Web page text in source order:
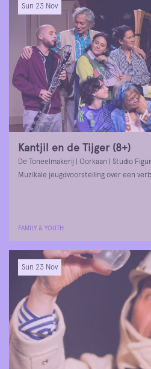
Kantjil en de Tijger (8+)
De Toneelmakerij | Oorkaan | Studio Figur
Muzikale jeugdvoorstelling over een
Sun 23 Nov
FAMILY & YOUTH
Sun 23 Nov